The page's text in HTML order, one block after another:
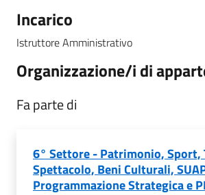
Incarico
Istruttore Amministrativo
Organizzazione/i di
Fa parte di
6° Settore - Patrimonio, Sport,
Spettacolo, Beni Culturali,
Programmazione Strategica e